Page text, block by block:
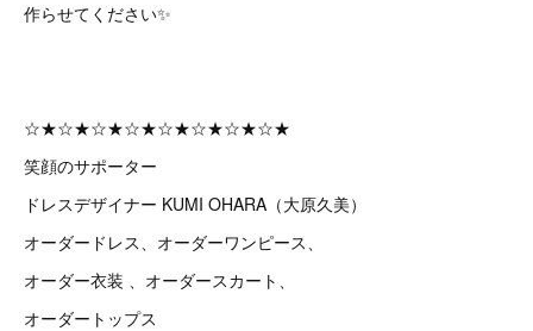
作らせてください✨
☆★☆★☆★☆★☆★☆★☆★☆★
笑顔のサポーター
ドレスデザイナー KUMI OHARA（大原久美）
オーダードレス、オーダーワンピース、
オーダー衣装 、オーダースカート、
オーダートップス